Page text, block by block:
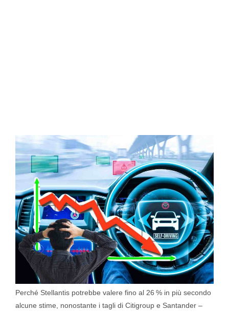
Perché Stellantis potrebbe valere fino al 26 % in più secondo
alcune stime, nonostante i tagli di Citigroup e Santander –